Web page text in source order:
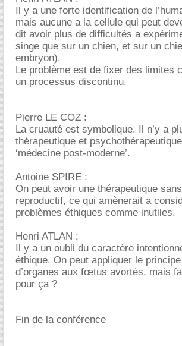
Il y a une forte identification de
mais aucune a la cellule qui peut
dit avoir plus de difficultés a
singe que sur un chien, et sur un
embryon).
Le problème est de fixer des limites
un processus discontinu.
Pierre LE COZ :
La cruauté est symbolique. Il n’y a
thérapeutique et
‘médecine post-moderne’.
Antoine SPIRE :
On peut avoir une thérapeutique
reproductif, ce qui amènerait a
problèmes éthiques comme inutiles.
Henri ATLAN :
Il y a un oubli du caractère
éthique. On peut appliquer le
d’organes aux fœtus avortés, mais
pour ça ?
Fin de la conférence